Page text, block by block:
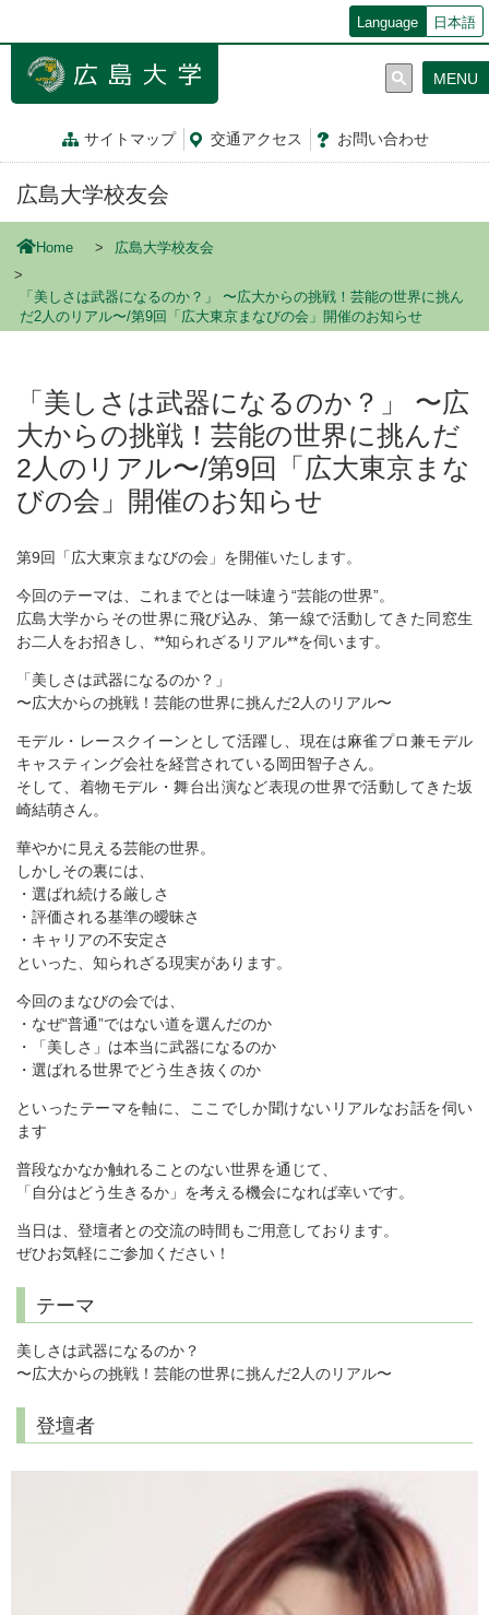
ン
Language 日本語
サイトマップ 交通アクセス お問い合わせ
MENU
広島大学校友会
Home 広島大学校友会
「美しさは武器になるのか？」 〜広大からの挑戦！芸能の世界に挑ん
だ2人のリアル〜/第9回「広大東京まなびの会」開催のお知らせ
「美しさは武器になるのか？」 〜広
大からの挑戦！芸能の世界に挑んだ
2人のリアル〜/第9回「広大東京まな
びの会」開催のお知らせ
第9回「広大東京まなびの会」を開催いたします。
今回のテーマは、これまでとは一味違う“芸能の世界”。
広島大学からその世界に飛び込み、第一線で活動してきた同窓生
お二人をお招きし、**知られざるリアル**を伺います。
「美しさは武器になるのか？」
〜広大からの挑戦！芸能の世界に挑んだ2人のリアル〜
モデル・レースクイーンとして活躍し、現在は麻雀プロ兼モデル
キャスティング会社を経営されている岡田智子さん。
そして、着物モデル・舞台出演など表現の世界で活動してきた坂
崎結萌さん。
華やかに見える芸能の世界。
しかしその裏には、
・選ばれ続ける厳しさ
・評価される基準の曖昧さ
・キャリアの不安定さ
といった、知られざる現実があります。
今回のまなびの会では、
・なぜ“普通”ではない道を選んだのか
・「美しさ」は本当に武器になるのか
・選ばれる世界でどう生き抜くのか
といったテーマを軸に、ここでしか聞けないリアルなお話を伺い
ます
普段なかなか触れることのない世界を通じて、
「自分はどう生きるか」を考える機会になれば幸いです。
当日は、登壇者との交流の時間もご用意しております。
ぜひお気軽にご参加ください！
テーマ
美しさは武器になるのか？
〜広大からの挑戦！芸能の世界に挑んだ2人のリアル〜
登壇者